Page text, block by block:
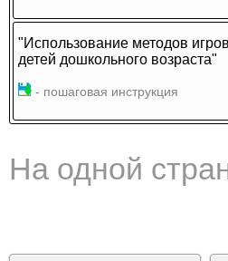
"Использование методов
детей дошкольного возраста"
- пошаговая инструкция
На одной